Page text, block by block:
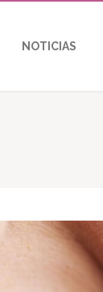
NOTICIAS